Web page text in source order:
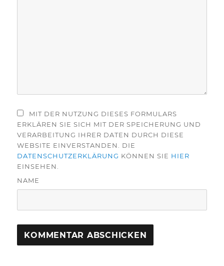
MIT DER NUTZUNG DIESES FORMULARS
ERKLÄREN SIE SICH MIT DER SPEICHERUNG UND
VERARBEITUNG IHRER DATEN DURCH DIESE
WEBSITE EINVERSTANDEN. DIE
DATENSCHUTZERKLÄRUNG KÖNNEN SIE HIER
EINSEHEN.
NAME